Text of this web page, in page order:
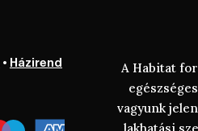
• Házirend
A Habitat
vagyunk